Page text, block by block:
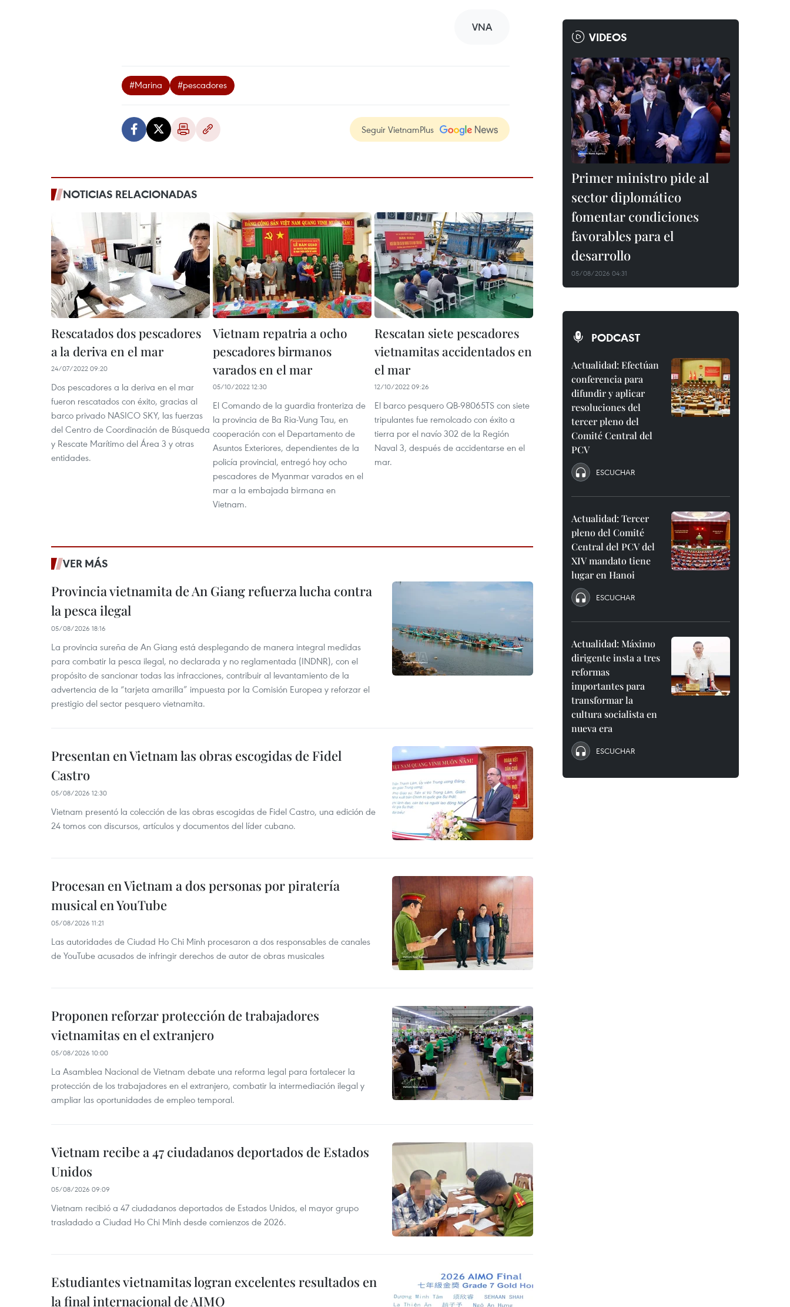
VNA
#Marina #pescadores
Seguir VietnamPlus
NOTICIAS RELACIONADAS
Rescatados dos pescadores
a la deriva en el mar
24/07/2022 09:20
Dos pescadores a la deriva en el mar
fueron rescatados con éxito, gracias al
barco privado NASICO SKY, las fuerzas
del Centro de Coordinación de Búsqueda
y Rescate Marítimo del Área 3 y otras
entidades.
Vietnam repatria a ocho
pescadores birmanos
varados en el mar
05/10/2022 12:30
El Comando de la guardia fronteriza de
la provincia de Ba Ria-Vung Tau, en
cooperación con el Departamento de
Asuntos Exteriores, dependientes de la
policía provincial, entregó hoy ocho
pescadores de Myanmar varados en el
mar a la embajada birmana en
Vietnam.
Rescatan siete pescadores
vietnamitas accidentados en
el mar
12/10/2022 09:26
El barco pesquero QB-98065TS con siete
tripulantes fue remolcado con éxito a
tierra por el navío 302 de la Región
Naval 3, después de accidentarse en el
mar.
VER MÁS
Provincia vietnamita de An Giang refuerza lucha contra
la pesca ilegal
05/08/2026 18:16
La provincia sureña de An Giang está desplegando de manera integral medidas
para combatir la pesca ilegal, no declarada y no reglamentada (INDNR), con el
propósito de sancionar todas las infracciones, contribuir al levantamiento de la
advertencia de la “tarjeta amarilla” impuesta por la Comisión Europea y reforzar el
prestigio del sector pesquero vietnamita.
Presentan en Vietnam las obras escogidas de Fidel
Castro
05/08/2026 12:30
Vietnam presentó la colección de las obras escogidas de Fidel Castro, una edición de
24 tomos con discursos, artículos y documentos del líder cubano.
Procesan en Vietnam a dos personas por piratería
musical en YouTube
05/08/2026 11:21
Las autoridades de Ciudad Ho Chi Minh procesaron a dos responsables de canales
de YouTube acusados de infringir derechos de autor de obras musicales
Proponen reforzar protección de trabajadores
vietnamitas en el extranjero
05/08/2026 10:00
La Asamblea Nacional de Vietnam debate una reforma legal para fortalecer la
protección de los trabajadores en el extranjero, combatir la intermediación ilegal y
ampliar las oportunidades de empleo temporal.
Vietnam recibe a 47 ciudadanos deportados de Estados
Unidos
05/08/2026 09:09
Vietnam recibió a 47 ciudadanos deportados de Estados Unidos, el mayor grupo
trasladado a Ciudad Ho Chi Minh desde comienzos de 2026.
Estudiantes vietnamitas logran excelentes resultados en
la final internacional de AIMO
VIDEOS
Primer ministro pide al
sector diplomático
fomentar condiciones
favorables para el
desarrollo
05/08/2026 04:31
PODCAST
Actualidad: Efectúan
conferencia para
difundir y aplicar
resoluciones del
tercer pleno del
Comité Central del
PCV
ESCUCHAR
Actualidad: Tercer
pleno del Comité
Central del PCV del
XIV mandato tiene
lugar en Hanoi
ESCUCHAR
Actualidad: Máximo
dirigente insta a tres
reformas
importantes para
transformar la
cultura socialista en
nueva era
ESCUCHAR